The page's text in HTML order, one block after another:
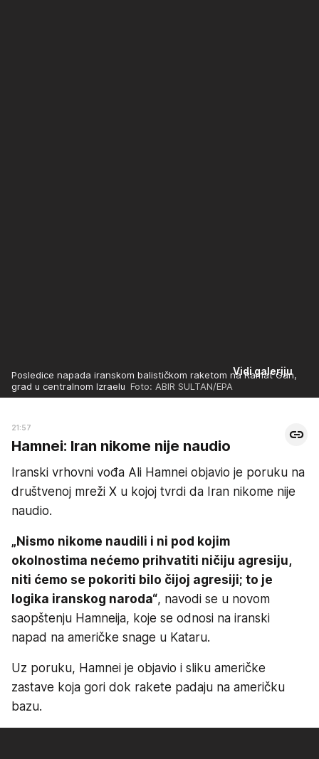
Vidi galeriju
Posledice napada iranskom balističkom raketom na Ramat Gan,
grad u centralnom Izraelu Foto: ABIR SULTAN/EPA
21:57
Hamnei: Iran nikome nije naudio
Iranski vrhovni vođa Ali Hamnei objavio je poruku na
društvenoj mreži X u kojoj tvrdi da Iran nikome nije
naudio.
„Nismo nikome naudili i ni pod kojim
okolnostima nećemo prihvatiti ničiju agresiju,
niti ćemo se pokoriti bilo čijoj agresiji; to je
logika iranskog naroda“, navodi se u novom
saopštenju Hamneija, koje se odnosi na iranski
napad na američke snage u Kataru.
Uz poruku, Hamnei je objavio i sliku američke
zastave koja gori dok rakete padaju na američku
bazu.